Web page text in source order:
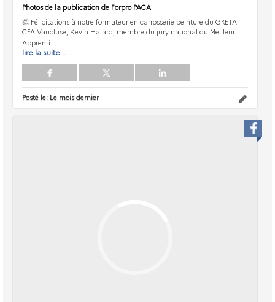
Photos de la publication de Forpro PACA
👏 Félicitations à notre formateur en carrosserie-peinture du GRETA
CFA Vaucluse, Kevin Halard, membre du jury national du Meilleur
Apprenti
lire la suite...
Posté le: Le mois dernier